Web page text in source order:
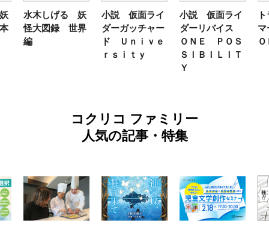
水木しげる 妖
怪大図録 世界
編
小説 仮面ライ
ダーガッチャー
ド Ｕｎｉｖｅ
ｒｓｉｔｙ
小説 仮面ライ
ダーリバイス
ＯＮＥ ＰＯＳ
ＳＩＢＩＬＩＴ
Ｙ
コクリコ ファミリー
人気の記事・特集